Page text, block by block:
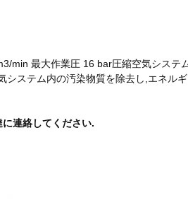
min 最大作業圧 16 bar圧縮空気システ
システム内の汚染物質を除去し,エネル
連絡してください.